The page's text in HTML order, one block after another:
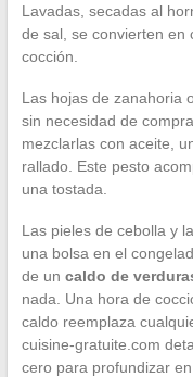
Lavadas, secadas al
de sal, se convierten en
cocción.
Las hojas de zanahoria
sin necesidad de
mezclarlas con aceite,
rallado. Este pesto
una tostada.
Las pieles de cebolla y
una bolsa en el
de un caldo de
nada. Una hora de
caldo reemplaza
cuisine-gratuite.com
cero para profundizar en